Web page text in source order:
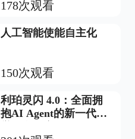
178次观看
人工智能使能自主化
150次观看
利珀灵闪 4.0：全面拥
抱AI Agent的新一代视